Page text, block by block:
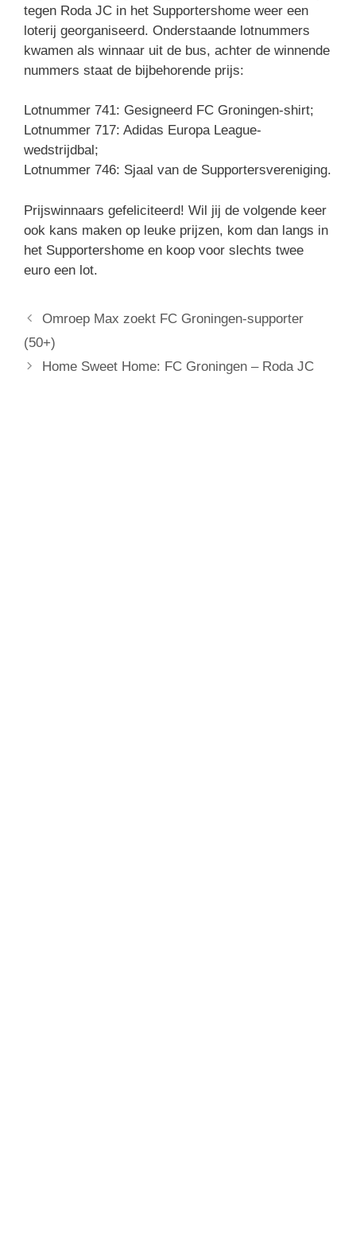
tegen Roda JC in het Supportershome weer een
loterij georganiseerd. Onderstaande lotnummers
kwamen als winnaar uit de bus, achter de winnende
nummers staat de bijbehorende prijs:
Lotnummer 741: Gesigneerd FC Groningen-shirt;
Lotnummer 717: Adidas Europa League-
wedstrijdbal;
Lotnummer 746: Sjaal van de Supportersvereniging.
Prijswinnaars gefeliciteerd! Wil jij de volgende keer
ook kans maken op leuke prijzen, kom dan langs in
het Supportershome en koop voor slechts twee
euro een lot.
Omroep Max zoekt FC Groningen-supporter
(50+)
Home Sweet Home: FC Groningen – Roda JC